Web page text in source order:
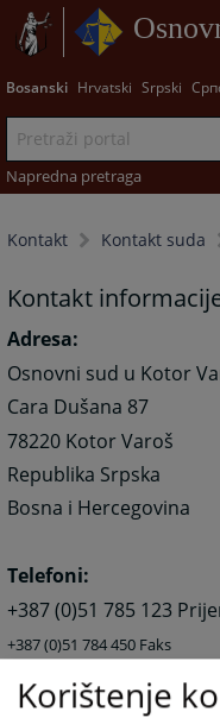
Bosanski Hrvatski Srpski
Napredna pretraga
Kontakt Kontakt suda
Kontakt
Adresa:
Osnovni sud u Kotor
Cara Dušana 87
78220 Kotor Varoš
Republika Srpska
Bosna i Hercegovina
Telefoni:
+387 (0)51 785 123
+387 (0)51 784 450 Faks
E-mail:ossud-
Korištenje